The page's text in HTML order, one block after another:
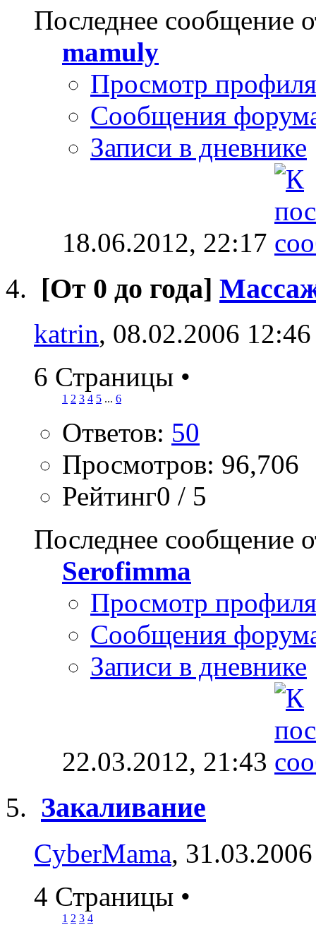
Последнее сообщение
mamuly
Просмотр профиля
Сообщения
Записи в дневнике
18.06.2012, 22:17
[От 0 до года]
katrin, 08.02.2006 12:46
6 Страницы •
1 2 3 4 5 ... 6
Ответов: 50
Просмотров: 96,706
Рейтинг0 / 5
Последнее сообщение
Serofimma
Просмотр профиля
Сообщения
Записи в дневнике
22.03.2012, 21:43
Закаливание
CyberMama,
4 Страницы •
1 2 3 4